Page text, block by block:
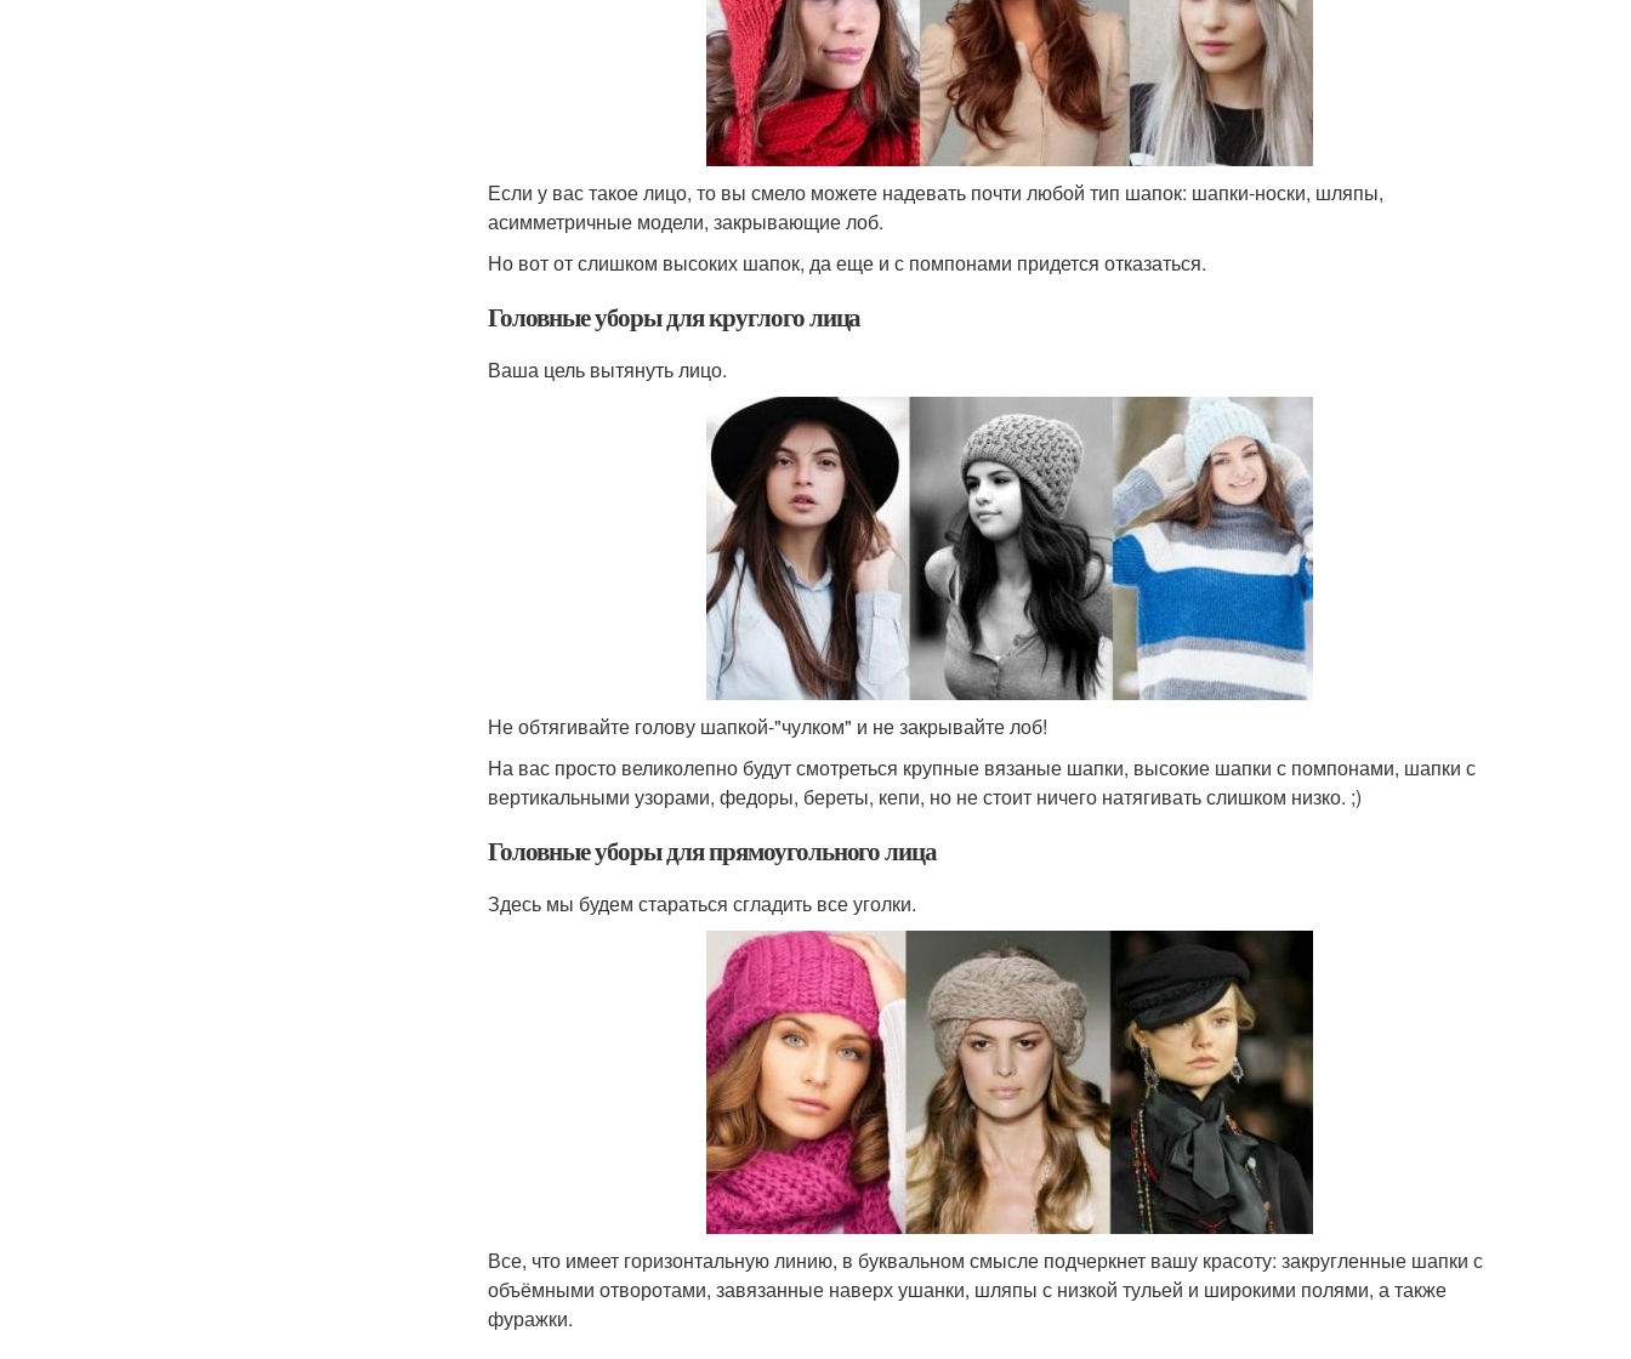
Если у вас такое лицо, то вы смело можете надевать почти любой тип шапок: шапки-носки, шляпы,
асимметричные модели, закрывающие лоб.
Но вот от слишком высоких шапок, да еще и с помпонами придется отказаться.
Головные уборы для круглого лица
Ваша цель вытянуть лицо.
Не обтягивайте голову шапкой-"чулком" и не закрывайте лоб!
На вас просто великолепно будут смотреться крупные вязаные шапки, высокие шапки с помпонами, шапки с
вертикальными узорами, федоры, береты, кепи, но не стоит ничего натягивать слишком низко. ;)
Головные уборы для прямоугольного лица
Здесь мы будем стараться сгладить все уголки.
Все, что имеет горизонтальную линию, в буквальном смысле подчеркнет вашу красоту: закругленные шапки с
объёмными отворотами, завязанные наверх ушанки, шляпы с низкой тульей и широкими полями, а также
фуражки.